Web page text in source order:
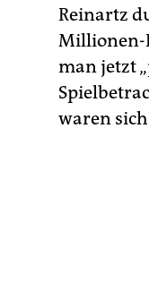
Reinartz
Millionen-
man jetzt
waren